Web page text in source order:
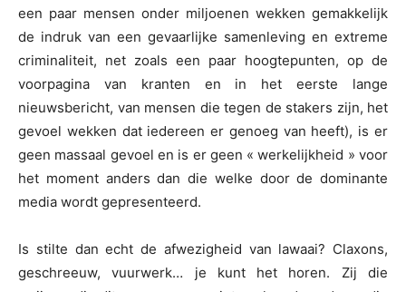
een paar mensen onder miljoenen wekken gemakkelijk
de indruk van een gevaarlijke samenleving en extreme
criminaliteit, net zoals een paar hoogtepunten, op de
voorpagina van kranten en in het eerste lange
nieuwsbericht, van mensen die tegen de stakers zijn, het
gevoel wekken dat iedereen er genoeg van heeft), is er
geen massaal gevoel en is er geen « werkelijkheid » voor
het moment anders dan die welke door de dominante
media wordt gepresenteerd.
Is stilte dan echt de afwezigheid van lawaai? Claxons,
geschreeuw, vuurwerk… je kunt het horen. Zij die